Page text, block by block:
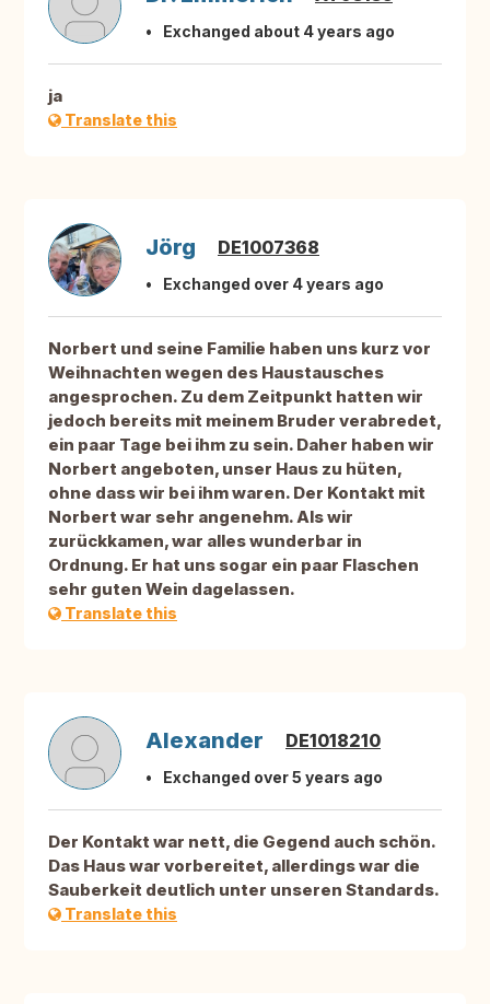
Exchanged about 4 years ago
ja
Translate this
Jörg DE1007368
Exchanged over 4 years ago
Norbert und seine Familie haben uns kurz vor
Weihnachten wegen des Haustausches
angesprochen. Zu dem Zeitpunkt hatten wir
jedoch bereits mit meinem Bruder verabredet,
ein paar Tage bei ihm zu sein. Daher haben wir
Norbert angeboten, unser Haus zu hüten,
ohne dass wir bei ihm waren. Der Kontakt mit
Norbert war sehr angenehm. Als wir
zurückkamen, war alles wunderbar in
Ordnung. Er hat uns sogar ein paar Flaschen
sehr guten Wein dagelassen.
Translate this
Alexander DE1018210
Exchanged over 5 years ago
Der Kontakt war nett, die Gegend auch schön.
Das Haus war vorbereitet, allerdings war die
Sauberkeit deutlich unter unseren Standards.
Translate this